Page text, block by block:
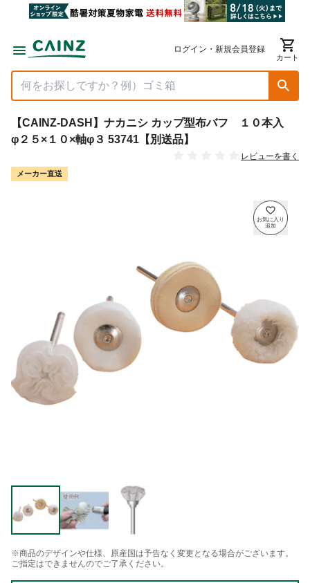
ログイン・新規会員登録
カート
【CAINZ-DASH】ナカニシ カップ型布バフ １０本入
φ２５×１０×軸φ３ 53741【別送品】
レビューを書く
メーカー直送
※商品のデザインや仕様、原産国は予告なく変更となる場合がございます。
ご指定はできませんのでご了承ください。